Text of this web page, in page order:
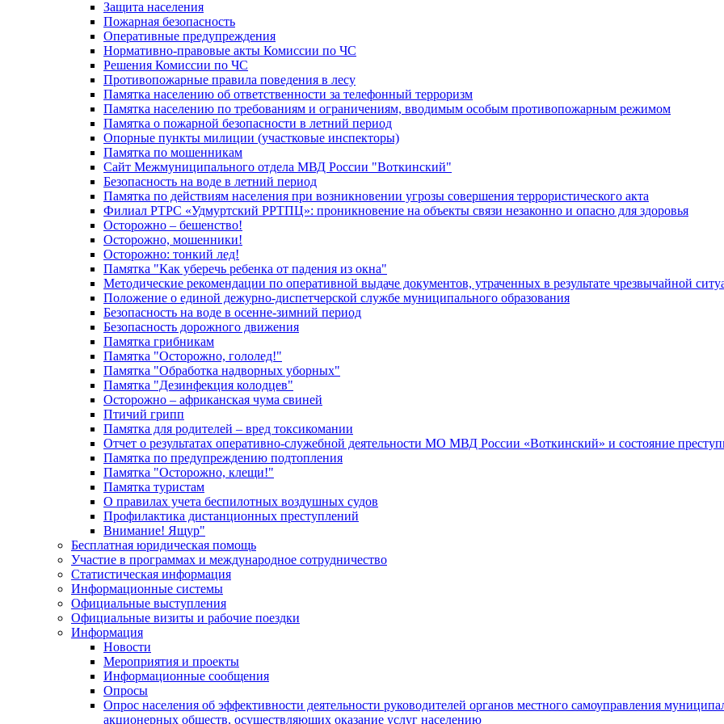
Защита населения
Пожарная безопасность
Оперативные предупреждения
Нормативно-правовые акты Комиссии по ЧС
Решения Комиссии по ЧС
Противопожарные правила поведения в лесу
Памятка населению об ответственности за телефонный терроризм
Памятка населению по требованиям и ограничениям, вводимым особым противопожарным режимом
Памятка о пожарной безопасности в летний период
Опорные пункты милиции (участковые инспекторы)
Памятка по мошенникам
Сайт Межмуниципального отдела МВД России "Воткинский"
Безопасность на воде в летний период
Памятка по действиям населения при возникновении угрозы совершения террористического акта
Филиал РТРС «Удмуртский РРТПЦ»: проникновение на объекты связи незаконно и опасно для здоровья
Осторожно – бешенство!
Осторожно, мошенники!
Осторожно: тонкий лед!
Памятка "Как уберечь ребенка от падения из окна"
Методические рекомендации по оперативной выдаче документов, утраченных в результате чрезвычайной
Положение о единой дежурно-диспетчерской службе муниципального образования
Безопасность на воде в осенне-зимний период
Безопасность дорожного движения
Памятка грибникам
Памятка "Осторожно, гололед!"
Памятка "Обработка надворных уборных"
Памятка "Дезинфекция колодцев"
Осторожно – африканская чума свиней
Птичий грипп
Памятка для родителей – вред токсикомании
Отчет о результатах оперативно-служебной деятельности МО МВД России «Воткинский» и состояние
Памятка по предупреждению подтопления
Памятка "Осторожно, клещи!"
Памятка туристам
О правилах учета беспилотных воздушных судов
Профилактика дистанционных преступлений
Внимание! Ящур"
Бесплатная юридическая помощь
Участие в программах и международное сотрудничество
Статистическая информация
Информационные системы
Официальные выступления
Официальные визиты и рабочие поездки
Информация
Новости
Мероприятия и проекты
Информационные сообщения
Опросы
Опрос населения об эффективности деятельности руководителей органов местного самоуправления
акционерных обществ, осуществляющих оказание услуг населению